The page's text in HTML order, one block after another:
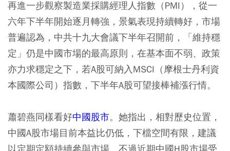
再進一步觀察製造業採購經理人指數（PMI），從一
六年下半年開始逐月轉強，景氣表現持續轉好，市場
普遍認為，中共十九大會議下半年召開前，「維持穩
定」仍是中國市場的最高原則，在基本面不弱、政策
亦力求穩定之下，若A股可納入MSCI（摩根士丹利資
本國際公司）指數，下半年A股可望接棒補漲行情。
蕭碧燕同樣看好中國股市。她指出，相對歷史位置，
中國A股市場目前本益比仍低，下檔空間有限，建議
以定期定額持續參與市場。不過近期中國H股市場受